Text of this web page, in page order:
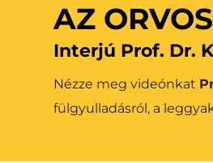
AZ
Interjú Prof. Dr.
Nézze meg videónkat
fülgyulladásról, a